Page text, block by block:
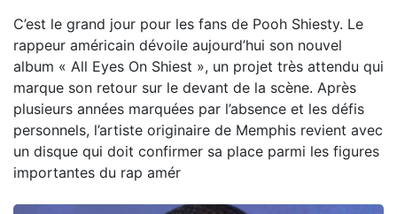
C’est le grand jour pour les fans de Pooh Shiesty. Le
rappeur américain dévoile aujourd’hui son nouvel
album « All Eyes On Shiest », un projet très attendu qui
marque son retour sur le devant de la scène. Après
plusieurs années marquées par l’absence et les défis
personnels, l’artiste originaire de Memphis revient avec
un disque qui doit confirmer sa place parmi les figures
importantes du rap amér